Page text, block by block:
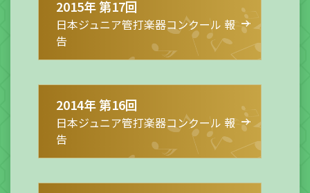
2015年 第17回
日本ジュニア管打楽器コンクール 報
告
2014年 第16回
日本ジュニア管打楽器コンクール 報
告